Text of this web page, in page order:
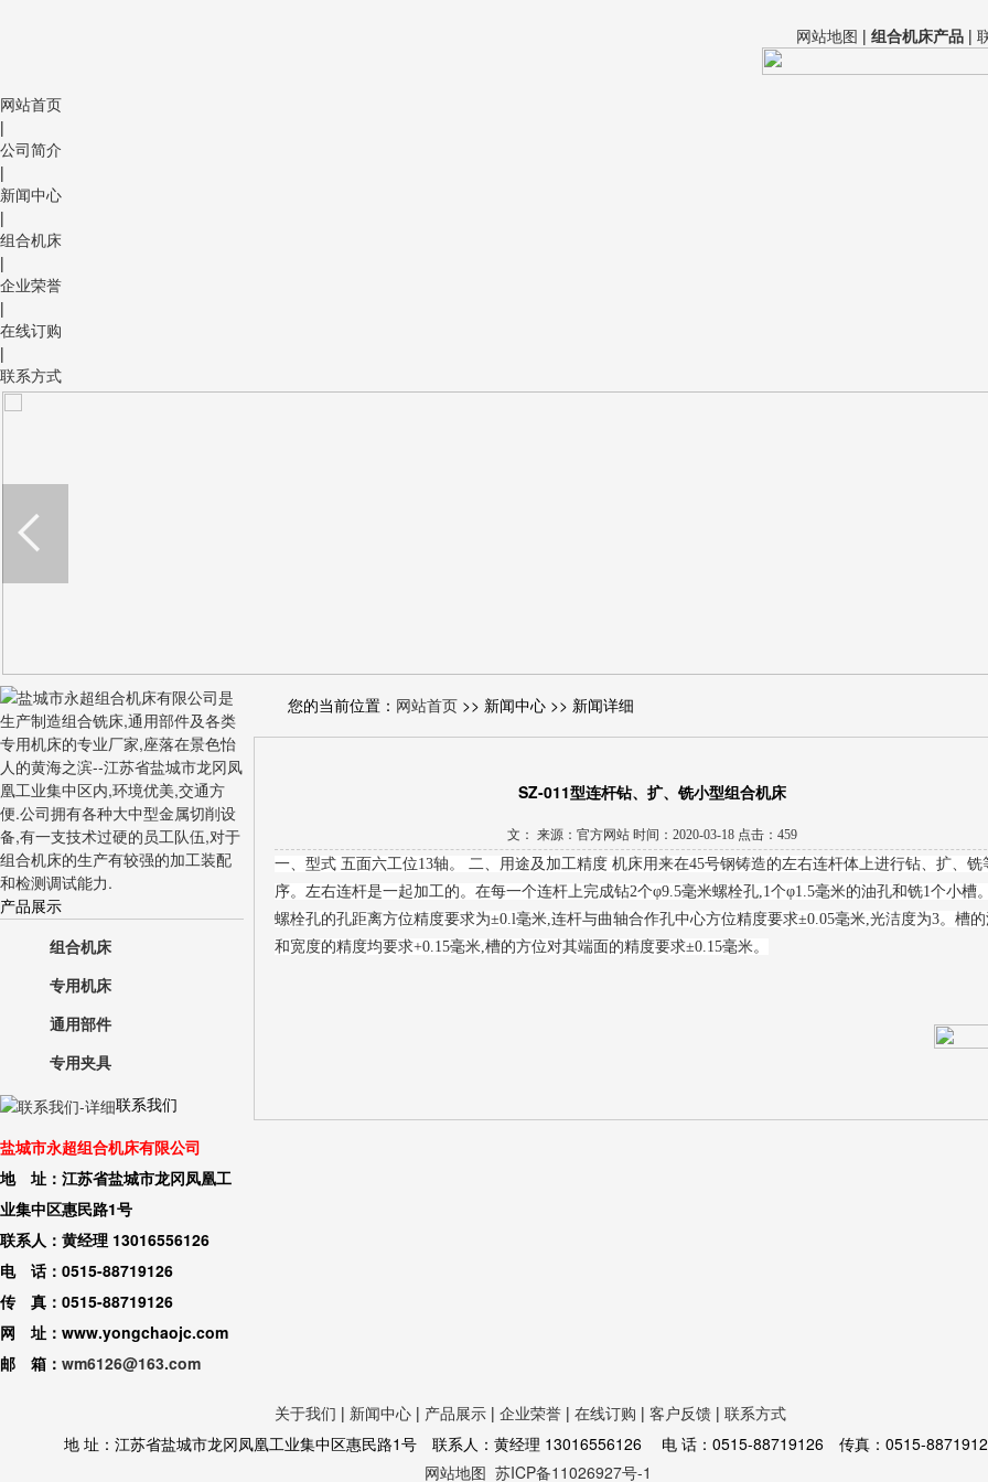
网站地图 | 组合机床产品 |
网站首页
|
公司简介
|
新闻中心
|
组合机床
|
企业荣誉
|
在线订购
|
联系方式
产品展示
组合机床
专用机床
通用部件
专用夹具
联系我们
盐城市永超组合机床有限公司
地 址：江苏省盐城市龙冈凤凰工
业集中区惠民路1号
联系人：黄经理 13016556126
电 话：0515-88719126
传 真：0515-88719126
网 址：www.yongchaojc.com
邮 箱： wm6126@163.com
您的当前位置： 网站首页 >> 新闻中心 >> 新闻详细
SZ-011型连杆钻、扩、铣小型组合机床
文： 来源：官方网站 时间：2020-03-18 点击：459
一、型式 五面六工位13轴。 二、用途及加工精度 机床用来在45号钢铸造的左右连杆体上进行钻、扩、铣
序。左右连杆是一起加工的。在每一个连杆上完成钻2个φ9.5毫米螺栓孔,1个φ1.5毫米的油孔和铣1个小槽
螺栓孔的孔距离方位精度要求为±0.l毫米,连杆与曲轴合作孔中心方位精度要求±0.05毫米,光洁度为3。槽
和宽度的精度均要求+0.15毫米,槽的方位对其端面的精度要求±0.15毫米。
关于我们 | 新闻中心 | 产品展示 | 企业荣誉 | 在线订购 | 客户反馈 | 联系方式
地 址：江苏省盐城市龙冈凤凰工业集中区惠民路1号 联系人：黄经理 13016556126 电 话：0515-88719126 传真：0515-
网站地图 苏ICP备11026927号-1